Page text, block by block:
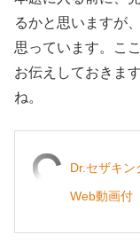
るかと思いますが
思っています。こ
お伝えしておきま
ね。
Dr.セザキン
Web動画付